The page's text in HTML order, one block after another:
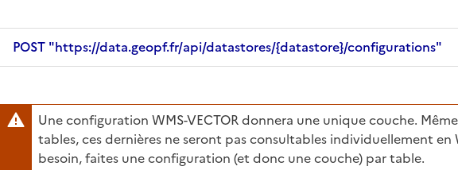
POST "https://data.geopf.fr/api/datastores/{datastore}/configurations"
Une configuration WMS-VECTOR donnera une unique couche.
tables, ces dernières ne seront pas consultables individuellement en
besoin, faites une configuration (et donc une couche) par table.